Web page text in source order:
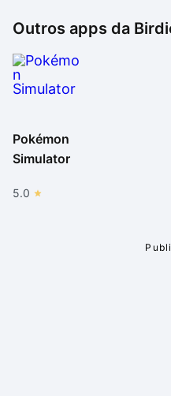
Outros apps da
Pokémon
Simulator
5.0